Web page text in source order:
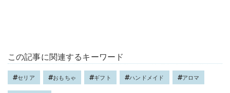
この記事に関連するキーワード
セリア おもちゃ ギフト ハンドメイド アロマ